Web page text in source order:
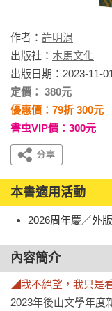
作者： 許明涓
出版社： 木馬文化
出版日期：2023-11-
定價： 380元
優惠價：79折 300元
書虫VIP價：300元
本書適用活動
2026周年慶／外
內容簡介
◢我不絕望，我只是
2023年後山文學年度